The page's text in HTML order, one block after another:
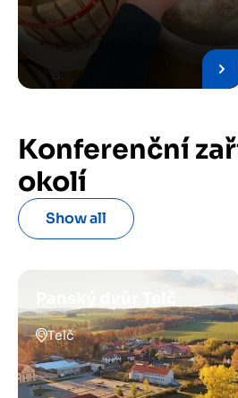
Konferenční
okolí
Show all
Telč